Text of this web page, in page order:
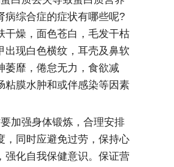
病综合症的症状有哪些呢?
干燥，面色苍白，毛发干枯
出现白色横纹，耳壳及鼻软
萎靡，倦怠无力，食欲减
粘膜水肿和或伴感染等因素
加强身体锻炼，合理安排
，同时应避免过劳，保持心
强化自我保健意识。保证营